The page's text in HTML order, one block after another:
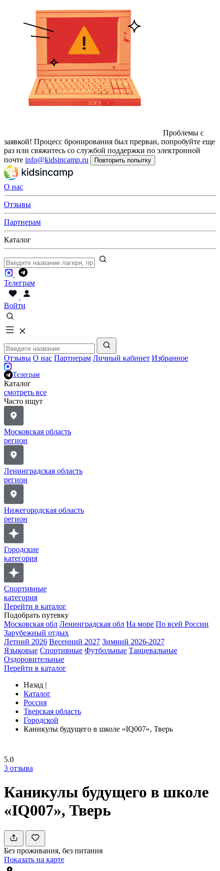
Проблемы с
заявкой! Процесс бронирования был прерван, попробуйте еще
раз или свяжитесь со службой поддержки по электронной
почте info@kidsincamp.ru Повторить попытку
О нас
Отзывы
Партнерам
Каталог
Телеграм
Войти
Отзывы О нас Партнерам Личный кабинет Избранное
Телеграм
Каталог
смотреть все
Часто ищут
Московская область
регион
Ленинградская область
регион
Нижегородская область
регион
Городские
категория
Спортивные
категория
Перейти в каталог
Подобрать путевку
Московская обл Ленинградская обл На море По всей России
Зарубежный отдых
Летний 2026 Весенний 2027 Зимний 2026-2027
Языковые Спортивные Футбольные Танцевальные
Оздоровительные
Перейти в каталог
Назад |
Каталог
Россия
Тверская область
Городской
Каникулы будущего в школе «IQ007», Тверь
5.0
3 отзыва
Каникулы будущего в школе
«IQ007», Тверь
Без проживания, без питания
Показать на карте